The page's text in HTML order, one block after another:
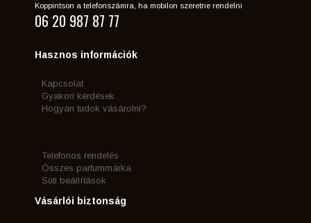
Koppintson a telefonszámra, ha mobilon szeretne rendelni
06 20 987 87 77
Hasznos információk
Kapcsolat
Gyakori kérdések
Hogyan tudok vásárolni?
Telefonos rendelés
Összes parfummárka
Süti beállítások
Vásárlói biztonság